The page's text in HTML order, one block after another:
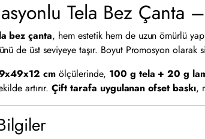
Tela Bez Çanta
bez çanta, hem estetik hem de uzun ömürlü
de üst seviyeye taşır. Boyut Promosyon
cm ölçülerinde, 100 g tela + 20 g
artırır.Çift tarafa uygulanan ofset baskı,